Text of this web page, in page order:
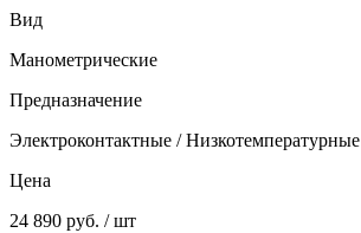
Вид
Манометрические
Предназначение
Электроконтактные / Низкотемпературные
Цена
24 890 руб. / шт